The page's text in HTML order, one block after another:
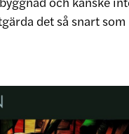
det så snart